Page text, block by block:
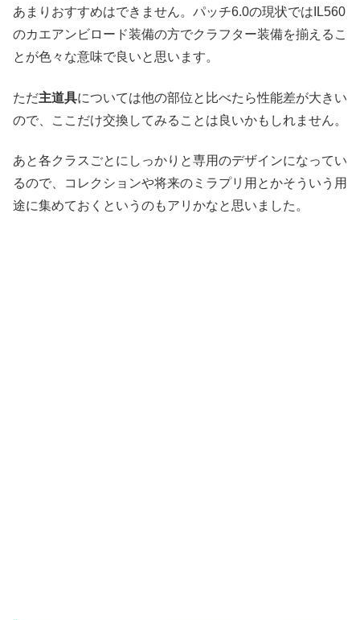
あまりおすすめはできません。パッチ6.0の現状ではIL560
のカエアンビロード装備の方でクラフター装備を揃えるこ
とが色々な意味で良いと思います。
ただ主道具については他の部位と比べたら性能差が大きい
ので、ここだけ交換してみることは良いかもしれません。
あと各クラスごとにしっかりと専用のデザインになってい
るので、コレクションや将来のミラプリ用とかそういう用
途に集めておくというのもアリかなと思いました。